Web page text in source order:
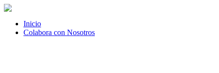
Inicio
Colabora con Nosotros